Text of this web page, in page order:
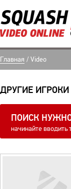
Главная / Video
ДРУГИЕ ИГРОКИ
ПОИСК
начинайте вводить